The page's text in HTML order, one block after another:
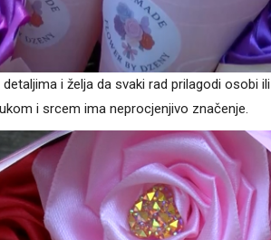
i želja da svaki rad prilagodi osobi
i srcem ima neprocjenjivo značenje.